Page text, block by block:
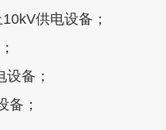
供电设备；
备；
备；